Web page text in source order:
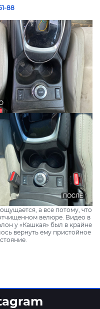
88
а все потому, что
велюре. Видео в
у «Кашкая» был в крайне
вернуть ему пристойное